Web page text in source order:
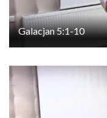
Galacjan 5:1-10